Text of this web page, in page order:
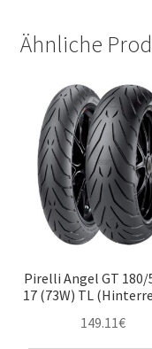
Ähnliche
Pirelli Angel GT 180/
17 (73W) TL
149.11€